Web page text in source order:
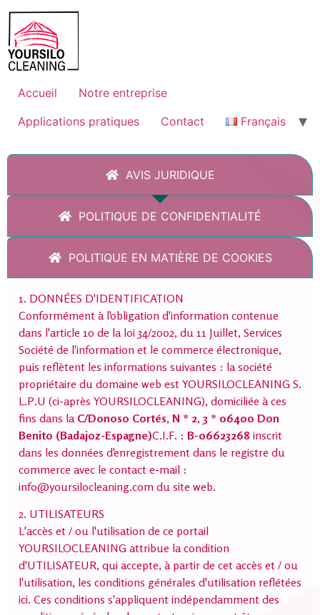
Accueil
Notre entreprise
Applications pratiques
Contact Français
AVIS JURIDIQUE
POLITIQUE DE CONFIDENTIALITÉ
POLITIQUE EN MATIÈRE DE COOKIES
1. DONNÉES D'IDENTIFICATION
Conformément à l'obligation d'information contenue
dans l'article 10 de la loi 34/2002, du 11 Juillet, Services
Société de l'information et le commerce électronique,
puis reflètent les informations suivantes : la société
propriétaire du domaine web est YOURSILOCLEANING S.
L.P.U (ci-après YOURSILOCLEANING), domiciliée à ces
fins dans la C/Donoso Cortés, N * 2, 3 * 06400 Don
Benito (Badajoz-Espagne)C.I.F. : B-06623268 inscrit
dans les données d'enregistrement dans le registre du
commerce avec le contact e-mail :
info@yoursilocleaning.com du site web.
2. UTILISATEURS
L'accès et / ou l'utilisation de ce portail
YOURSILOCLEANING attribue la condition
d'UTILISATEUR, qui accepte, à partir de cet accès et / ou
l'utilisation, les conditions générales d'utilisation reflétées
ici. Ces conditions s'appliquent indépendamment des